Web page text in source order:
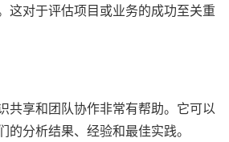
这对于评估项目或业务的成功至关重
共享和团队协作非常有帮助。它可以
的分析结果、经验和最佳实践。